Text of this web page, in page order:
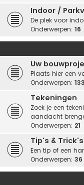
Indoor /
De plek voor
Onderwerpen: 16
Uw
Plaats hier een
Onderwerpen: 133
Tekeningen
Zoek je een
aandacht
Onderwerpen: 21
Tip's & Trick's
Een tip of een
Onderwerpen: 36